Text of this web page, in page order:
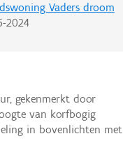
Vaders droom
2024
gekenmerkt door
van korfbogig
in bovenlichten met